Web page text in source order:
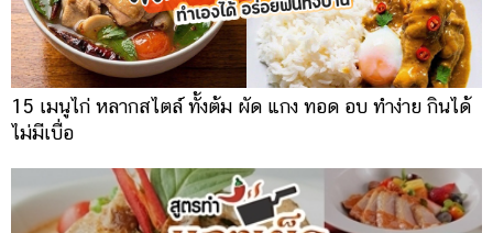
15 เมนูไก่ หลากสไตล์ ทั้งต้ม ผัด แกง ทอด อบ ทำง่าย กินได้
ไม่มีเบื่อ